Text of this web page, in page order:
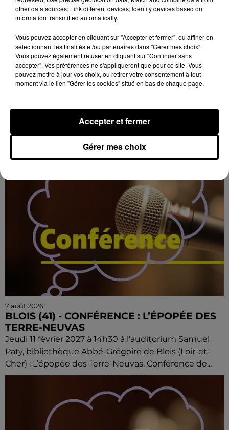
7 août 2026
CERCOTTES (45) - FORUM DES
ASSOCIATIONS
associations de Cercottes (Loiret) : Forum des
7 août 2026
BLOIS (41) - CONFÉRENCE : L’ÉPOPÉE DES
TERRE-NEUVAS
Jeudi 11 février 2027 à 14h30 à l'auditorium Samuel
Paty, bibliothèque Abbé-Grégoire de Blois (Loir-et-
Cher) : L’épopée des Terre-Neuvas. Conférence de...
other data sources; Link different devices; Identify devices based on
information transmitted automatically.
Vous pouvez accepter en cliquant sur "Accepter et fermer", ou affiner en
sélectionnant les finalités et/ou partenaires dans "Gérer mes choix".
Vous pouvez également refuser en cliquant sur "Continuer sans
accepter". Vos préférences ne s'appliqueront que pour ce site. Vous
pouvez mettre à jour vos choix, ou retirer votre consentement à tout
moment via le lien "Gérer les cookies" situé en bas de chaque page.
Gérer mes choix
Accepter et fermer